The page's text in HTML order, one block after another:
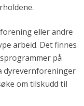
eller andre
arbeid. Det finnes
på
dyrevernforeninger
om tilskudd til